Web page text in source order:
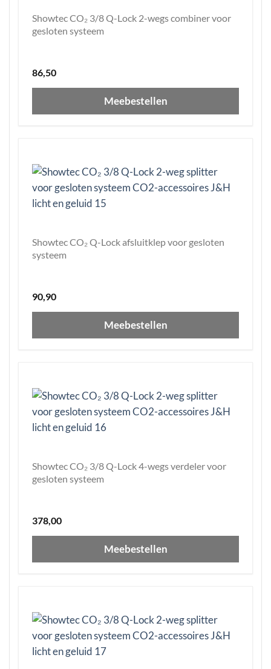
Showtec CO₂ 3/8 Q-Lock 2-wegs combiner voor
gesloten systeem
86,50
Meebestellen
Showtec CO₂ Q-Lock afsluitklep voor gesloten
systeem
90,90
Meebestellen
Showtec CO₂ 3/8 Q-Lock 4-wegs verdeler voor
gesloten systeem
378,00
Meebestellen